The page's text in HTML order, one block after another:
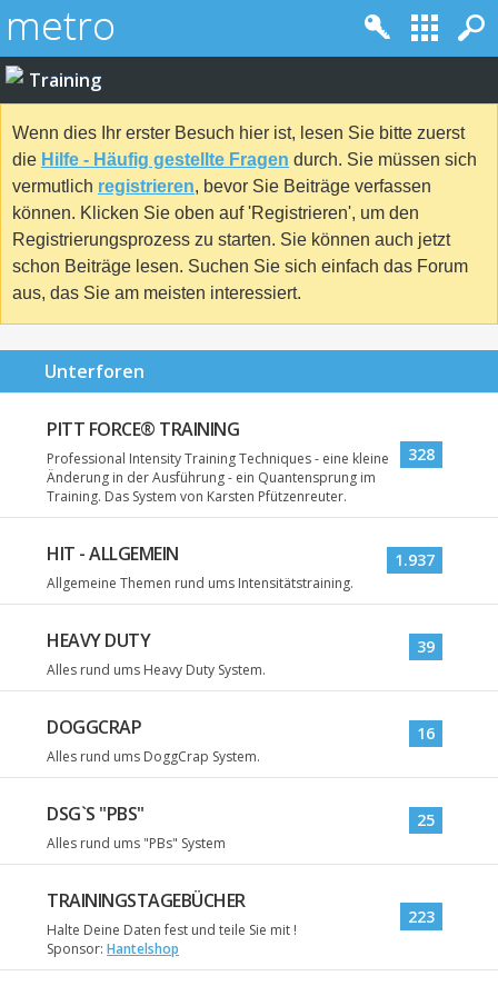
Training
Wenn dies Ihr erster Besuch hier ist, lesen Sie bitte zuerst
die Hilfe - Häufig gestellte Fragen durch. Sie müssen sich
vermutlich registrieren, bevor Sie Beiträge verfassen
können. Klicken Sie oben auf 'Registrieren', um den
Registrierungsprozess zu starten. Sie können auch jetzt
schon Beiträge lesen. Suchen Sie sich einfach das Forum
aus, das Sie am meisten interessiert.
Unterforen
PITT FORCE® TRAINING
Professional Intensity Training Techniques - eine kleine
Änderung in der Ausführung - ein Quantensprung im
Training. Das System von Karsten Pfützenreuter.
328
HIT - ALLGEMEIN
Allgemeine Themen rund ums Intensitätstraining.
1.937
HEAVY DUTY
Alles rund ums Heavy Duty System.
39
DOGGCRAP
Alles rund ums DoggCrap System.
16
DSG`S "PBS"
Alles rund ums "PBs" System
25
TRAININGSTAGEBÜCHER
Halte Deine Daten fest und teile Sie mit !
Sponsor: Hantelshop
223